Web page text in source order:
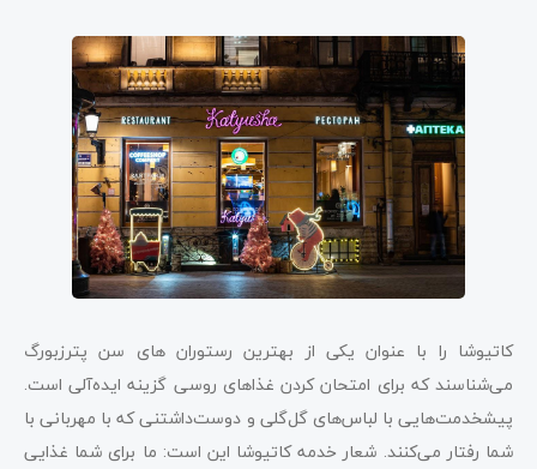
کاتیوشا را با عنوان یکی از بهترین رستوران های سن پترزبورگ
می‌شناسند که برای امتحان کردن غذاهای روسی گزینه ایده‌آلی است.
پیشخدمت‌هایی با لباس‌های گل‌گلی و دوست‌داشتنی که با مهربانی با
شما رفتار می‌کنند. شعار خدمه کاتیوشا این است: ما برای شما غذایی